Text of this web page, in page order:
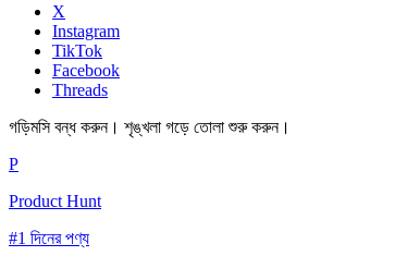
X
Instagram
TikTok
Facebook
Threads
গড়িমসি বন্ধ করুন। শৃঙ্খলা গড়ে তোলা শুরু করুন।
P
Product Hunt
#1 দিনের পণ্য